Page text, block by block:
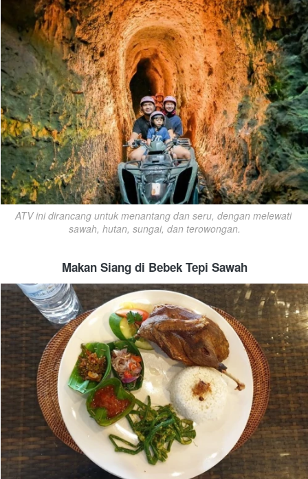
ATV ini dirancang untuk menantang dan seru, dengan melewati
sawah, hutan, sungai, dan terowongan.
Makan Siang di Bebek Tepi Sawah